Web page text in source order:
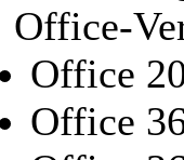
Office-
Office
Office